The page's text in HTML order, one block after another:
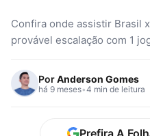
Confira onde assistir Brasil
provável escalação com 1
PorAnderson Gomes
há 9 meses•4 min de leitura
Prefira A